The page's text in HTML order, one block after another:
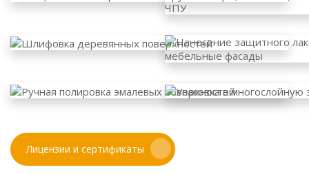
Лицензии и сертификаты